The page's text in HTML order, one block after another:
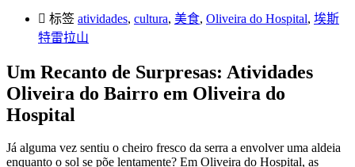
标签 atividades, cultura, 美食, Oliveira do Hospital, 埃斯
特雷拉山
Um Recanto de Surpresas: Atividades
Oliveira do Bairro em Oliveira do
Hospital
Já alguma vez sentiu o cheiro fresco da serra a envolver uma aldeia
enquanto o sol se põe lentamente? Em Oliveira do Hospital, as